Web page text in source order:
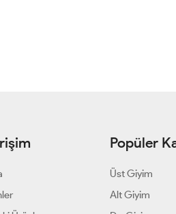
Popüler
Üst Giyim
Alt Giyim